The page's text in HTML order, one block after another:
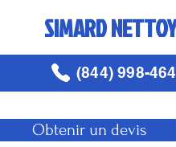
SIMARD
Obtenir un devis
(844) 998-